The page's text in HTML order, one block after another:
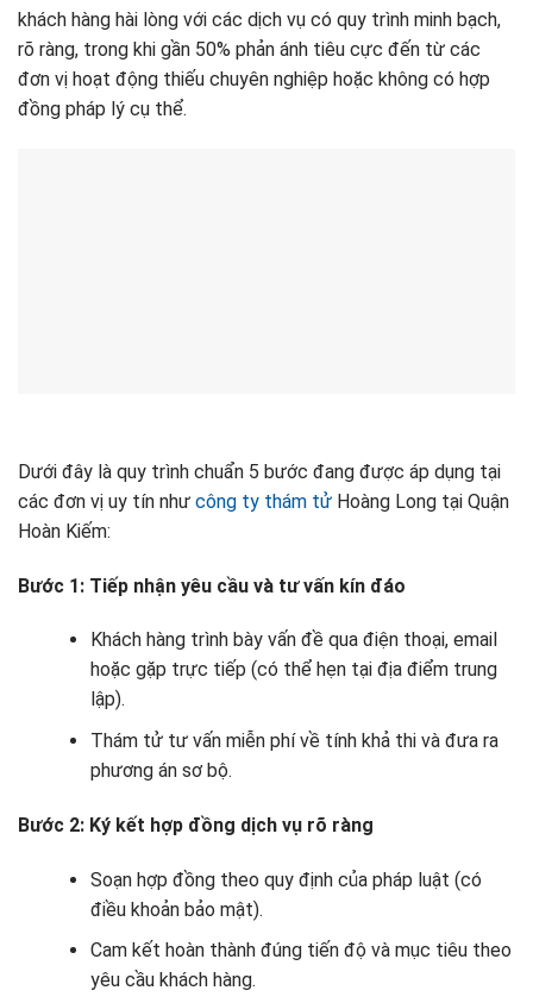
khách hàng hài lòng với các dịch vụ có quy trình minh bạch,
rõ ràng, trong khi gần 50% phản ánh tiêu cực đến từ các
đơn vị hoạt động thiếu chuyên nghiệp hoặc không có hợp
đồng pháp lý cụ thể.
Dưới đây là quy trình chuẩn 5 bước đang được áp dụng tại
các đơn vị uy tín như công ty thám tử Hoàng Long tại Quận
Hoàn Kiếm:
Bước 1: Tiếp nhận yêu cầu và tư vấn kín đáo
Khách hàng trình bày vấn đề qua điện thoại, email
hoặc gặp trực tiếp (có thể hẹn tại địa điểm trung
lập).
Thám tử tư vấn miễn phí về tính khả thi và đưa ra
phương án sơ bộ.
Bước 2: Ký kết hợp đồng dịch vụ rõ ràng
Soạn hợp đồng theo quy định của pháp luật (có
điều khoản bảo mật).
Cam kết hoàn thành đúng tiến độ và mục tiêu theo
yêu cầu khách hàng.